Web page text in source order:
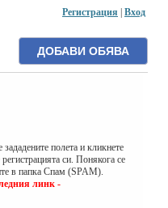
Регистрация Вход
полета и кликнете
си. Понякога се
в папка Спам (SPAM).
линк -